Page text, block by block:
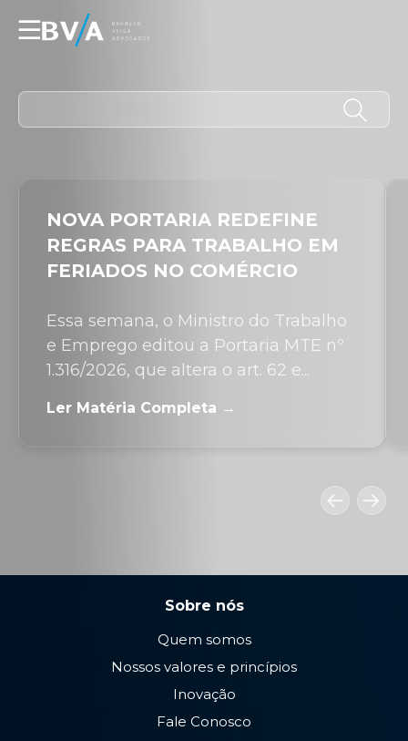
☰
NOVA PORTARIA REDEFINE
REGRAS PARA TRABALHO EM
FERIADOS NO COMÉRCIO
Essa semana, o Ministro do Trabalho
e Emprego editou a Portaria MTE nº
1.316/2026, que altera o art. 62 e...
Ler Matéria Completa →
Sobre nós
Quem somos
Nossos valores e princípios
Inovação
Fale Conosco